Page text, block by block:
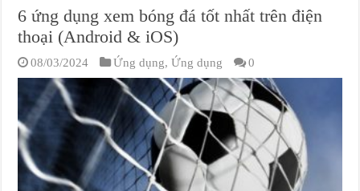
6 ứng dụng xem bóng đá tốt nhất trên điện
thoại (Android & iOS)
08/03/2024 Ứng dụng,Ứng dụng 0